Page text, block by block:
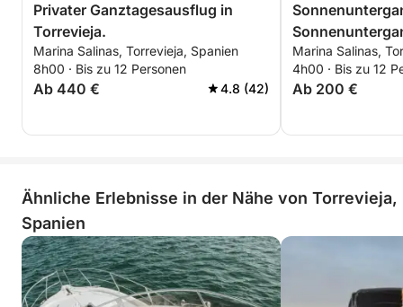
Privater Ganztagesausflug in
Torrevieja.
Marina Salinas, Torrevieja, Spanien
8h00 · Bis zu 12 Personen
Ab 440 € 4.8 (42)
Ausflug in
Marina Salinas,
4h00 · Bis zu 12
Ab 200 €
Ähnliche Erlebnisse in der Nähe von Torrevieja,
Spanien